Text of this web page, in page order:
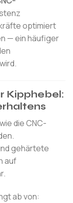
optimiert
— ein häufiger
Kipphebel:
die CNC-
gehärtete
auf
ab von: